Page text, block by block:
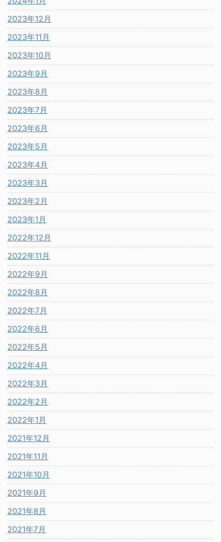
2023年12月
2023年11月
2023年10月
2023年9月
2023年8月
2023年7月
2023年6月
2023年5月
2023年4月
2023年3月
2023年2月
2023年1月
2022年12月
2022年11月
2022年9月
2022年8月
2022年7月
2022年6月
2022年5月
2022年4月
2022年3月
2022年2月
2022年1月
2021年12月
2021年11月
2021年10月
2021年9月
2021年8月
2021年7月